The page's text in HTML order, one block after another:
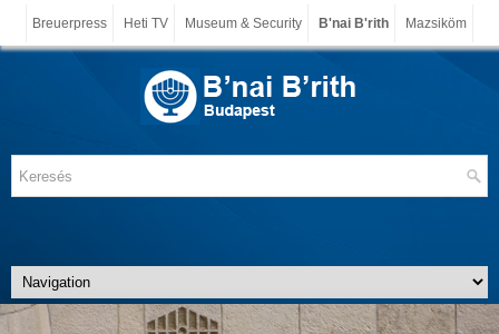
Breuerpress Heti TV Museum & Security B'nai B'rith Mazsiköm